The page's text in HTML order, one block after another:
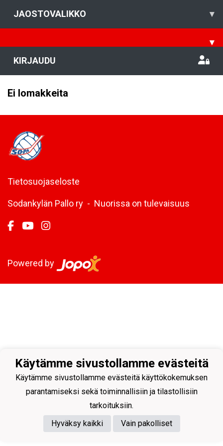
JAOSTOVALIKKO ▾
▾
KIRJAUDU
Ei lomakkeita
Tietosuojaseloste
Sodankylän Pallo ry - Nuorissa on tulevaisuus
Powered by
Käytämme sivustollamme evästeitä
Käytämme sivustollamme evästeitä käyttökokemuksen
parantamiseksi sekä toiminnallisiin ja tilastollisiin
tarkoituksiin.
Hyväksy kaikki
Vain pakolliset